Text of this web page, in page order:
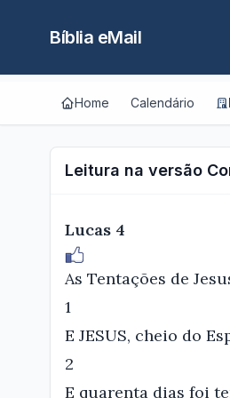
Bíblia eMail
Home Calendário
Leitura na versão
Lucas 4
As Tentações de
1
E JESUS, cheio do
2
E quarenta dias foi